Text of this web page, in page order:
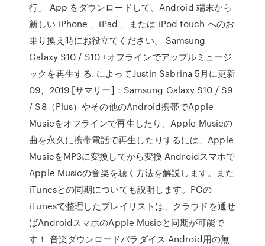
行」 App をダウンロードして、Android 端末から
新しい iPhone 、iPad 、または iPod touch へのお
乗り換え時にお役立てください。 Samsung
Galaxy S10 / S10 +オフラインでアップルミュージ
ックを再生する. によってJustin Sabrina 5月に更新
09、2019 [サマリー]：Samsung Galaxy S10 / S9
/ S8（Plus）やその他のAndroid携帯でApple
Musicをオフラインで再生したり、Apple Musicの
曲を永久に携帯電話で再生したりするには、Apple
MusicをMP3に変換してから変換 Androidスマホで
Apple Musicの音楽を聴く方法を解説します。また
iTunesとの同期についても説明します。PCの
iTunesで整理したプレイリストは、クラウドを通せ
ばAndroidスマホのApple Musicと同期が可能で
す！ 音楽ダウンロードパラダイス Android用の無